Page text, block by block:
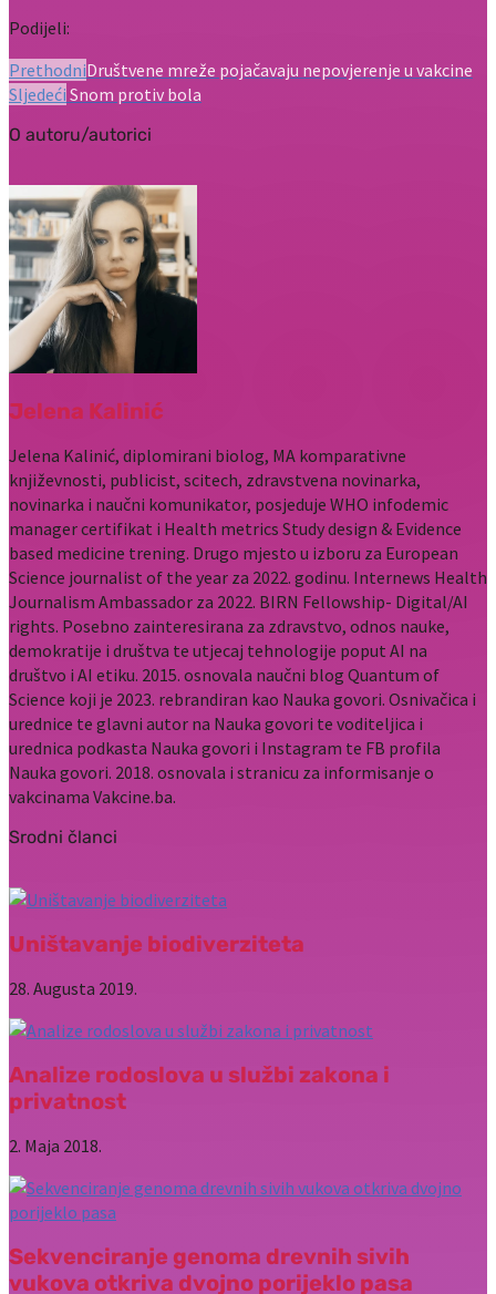
Podijeli:
PrethodniDruštvene mreže pojačavaju nepovjerenje u vakcine
Sljedeći Snom protiv bola
O autoru/autorici
Jelena Kalinić
Jelena Kalinić, diplomirani biolog, MA komparativne
književnosti, publicist, scitech, zdravstvena novinarka,
novinarka i naučni komunikator, posjeduje WHO infodemic
manager certifikat i Health metrics Study design & Evidence
based medicine trening. Drugo mjesto u izboru za European
Science journalist of the year za 2022. godinu. Internews Health
Journalism Ambassador za 2022. BIRN Fellowship- Digital/AI
rights. Posebno zainteresirana za zdravstvo, odnos nauke,
demokratije i društva te utjecaj tehnologije poput AI na
društvo i AI etiku. 2015. osnovala naučni blog Quantum of
Science koji je 2023. rebrandiran kao Nauka govori. Osnivačica i
urednice te glavni autor na Nauka govori te voditeljica i
urednica podkasta Nauka govori i Instagram te FB profila
Nauka govori. 2018. osnovala i stranicu za informisanje o
vakcinama Vakcine.ba.
Srodni članci
Uništavanje biodiverziteta
28. Augusta 2019.
Analize rodoslova u službi zakona i
privatnost
2. Maja 2018.
Sekvenciranje genoma drevnih sivih
vukova otkriva dvojno porijeklo pasa